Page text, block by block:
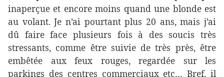
inaperçue et encore moins quand une blonde est
au volant. Je n’ai pourtant plus 20 ans, mais j’ai
dû faire face plusieurs fois à des soucis très
stressants, comme être suivie de très près, être
embêtée aux feux rouges, regardée sur les
parkings des centres commerciaux etc… Bref, il